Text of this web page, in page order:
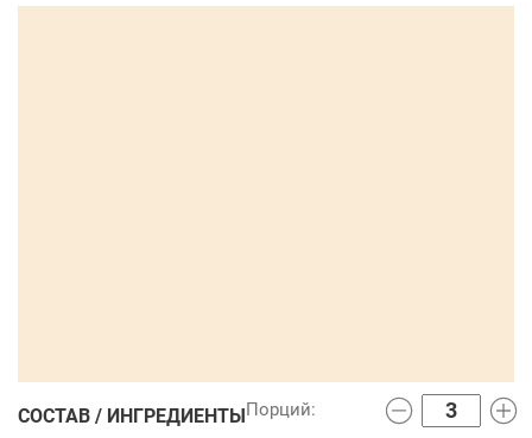
СОСТАВ / ИНГРЕДИЕНТЫ